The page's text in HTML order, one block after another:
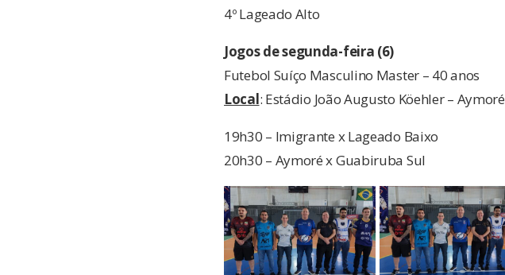
4º Lageado Alto
Jogos de segunda-feira (6)
Futebol Suíço Masculino Master – 40 anos
Local: Estádio João Augusto Köehler – Aymoré
19h30 – Imigrante x Lageado Baixo
20h30 – Aymoré x Guabiruba Sul